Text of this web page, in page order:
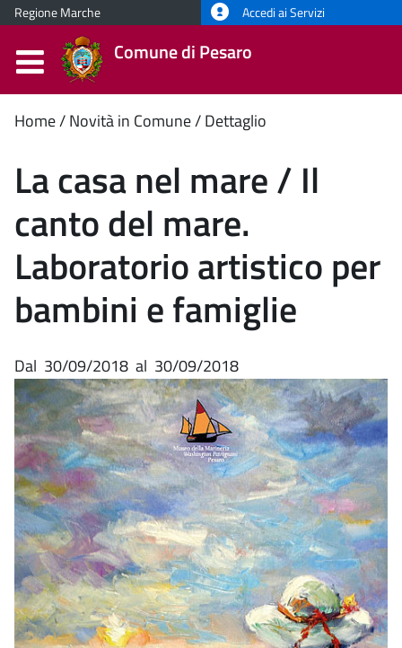
Regione Marche Accedi ai Servizi
Comune di Pesaro
Contenuto
principale
Home Novità in Comune Dettaglio
La casa nel mare / Il
canto del mare.
Laboratorio artistico per
bambini e famiglie
Dal 30/09/2018 al 30/09/2018